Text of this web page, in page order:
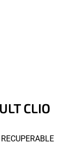
CLIO